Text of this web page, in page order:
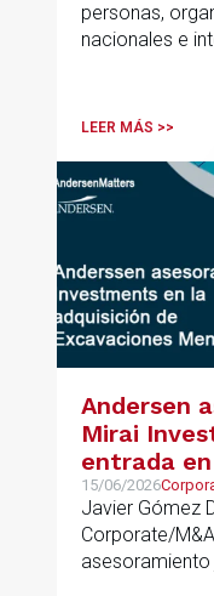
personas,
nacionales e
innovación o la
LEER MÁS >>
Andersen
Mirai
entrada
vasca
Mendiola
15/06/2026
Javier Gómez
Corporate/
asesoramiento